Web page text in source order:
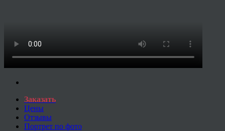
Заказать
Цены
Отзывы
Портрет по фото